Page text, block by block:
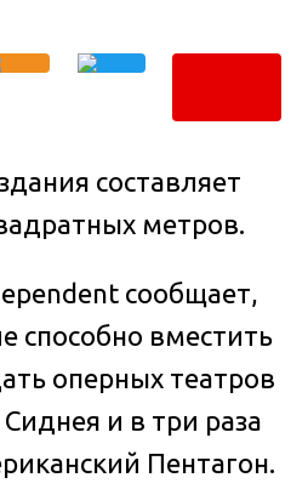
составляет
метров.
сообщает,
способно вместить
оперных театров
и в три раза
Пентагон.